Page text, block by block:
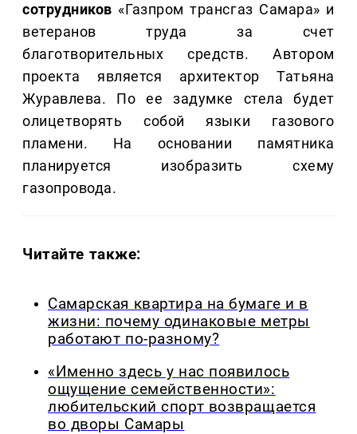
сотрудников «Газпром трансгаз Самара» и
ветеранов труда за счет
благотворительных средств. Автором
проекта является архитектор Татьяна
Журавлева. По ее задумке стела будет
олицетворять собой языки газового
пламени. На основании памятника
планируется изобразить схему
газопровода.
Читайте также:
Самарская квартира на бумаге и в
жизни: почему одинаковые метры
работают по-разному?
«Именно здесь у нас появилось
ощущение семейственности»:
любительский спорт возвращается
во дворы Самары